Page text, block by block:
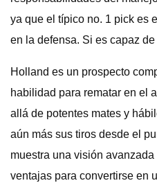
ya que el típico no. 1 pick es
en la defensa. Si es capaz
Holland es un prospecto
habilidad para rematar en el
allá de potentes mates y
aún más sus tiros desde el
muestra una visión
ventajas para convertirse en